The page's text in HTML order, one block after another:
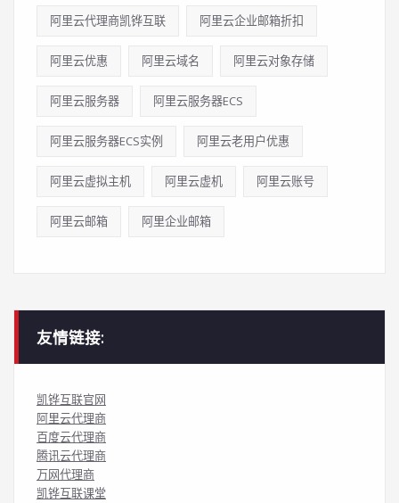
阿里云代理商凯铧互联 阿里云企业邮箱折扣
阿里云优惠 阿里云域名 阿里云对象存储
阿里云服务器 阿里云服务器ECS
阿里云服务器ECS实例 阿里云老用户优惠
阿里云虚拟主机 阿里云虚机 阿里云账号
阿里云邮箱 阿里企业邮箱
友情链接:
凯铧互联官网
阿里云代理商
百度云代理商
腾讯云代理商
万网代理商
凯铧互联课堂